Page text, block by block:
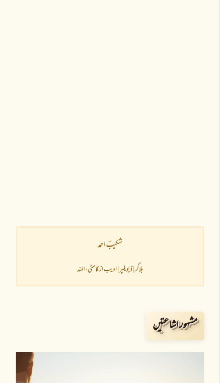
شکیبؔ احمد
بلاگر | ڈیویلپر | ادیب از کامٹی، الہند
مشہور اشاعتیں